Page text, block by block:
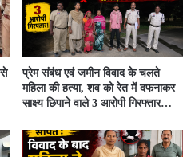
प्रेम संबंध एवं जमीन विवाद के चलते
महिला की हत्या, शव को रेत में दफनाकर
साक्ष्य छिपाने वाले 3 आरोपी गिरफ्तार…